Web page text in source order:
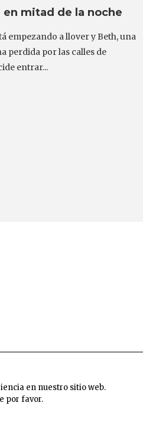
en mitad de la noche
empezando a llover y Beth, una
perdida por las calles de
entrar...
en nuestro sitio web.
por favor.